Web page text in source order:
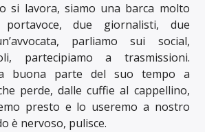
si lavora, siamo una barca molto
portavoce, due giornalisti, due
parliamo sui social,
partecipiamo a trasmissioni.
buona parte del suo tempo a
perde, dalle cuffie al cappellino,
presto e lo useremo a nostro
è nervoso, pulisce.